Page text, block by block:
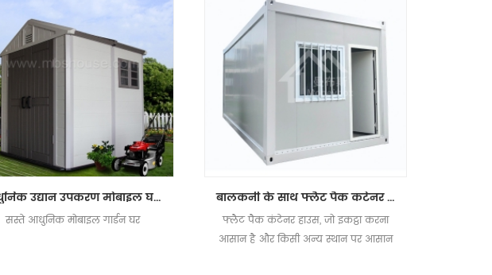
आधुनिक उद्यान उपकरण मोबाइल घरों सस्ती कीमत घर
सस्ते आधुनिक मोबाइल गार्डन घर
बालकनी के साथ फ्लैट पैक कंटेनर हाउस 20 फुट कंटेनर हाउस
फ्लैट पैक कंटेनर हाउस, जो इकट्ठा करना
आसान है और किसी अन्य स्थान पर आसान